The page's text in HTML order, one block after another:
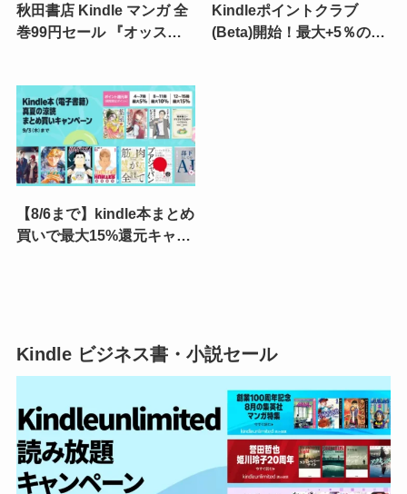
秋田書店 Kindle マンガ 全
巻99円セール 『オッス！
で）|『いんブラ!』『Gran
Familia』は8/12まで
Kindleポイントクラブ
(Beta)開始！最大+5％の
【8/6まで】kindle本まとめ
買いで最大15%還元キャン
Kindle ビジネス書・小説セール